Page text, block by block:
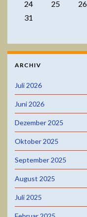
24
25 26
31
ARCHIV
Juli 2026
Juni 2026
Dezember 2025
Oktober 2025
September 2025
August 2025
Juli 2025